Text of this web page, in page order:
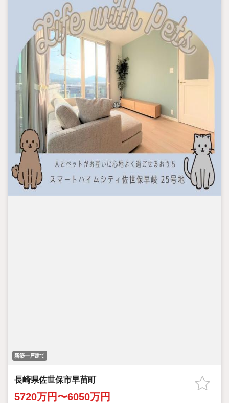
新築一戸建て
長崎県佐世保市早苗町
5720万円〜6050万円